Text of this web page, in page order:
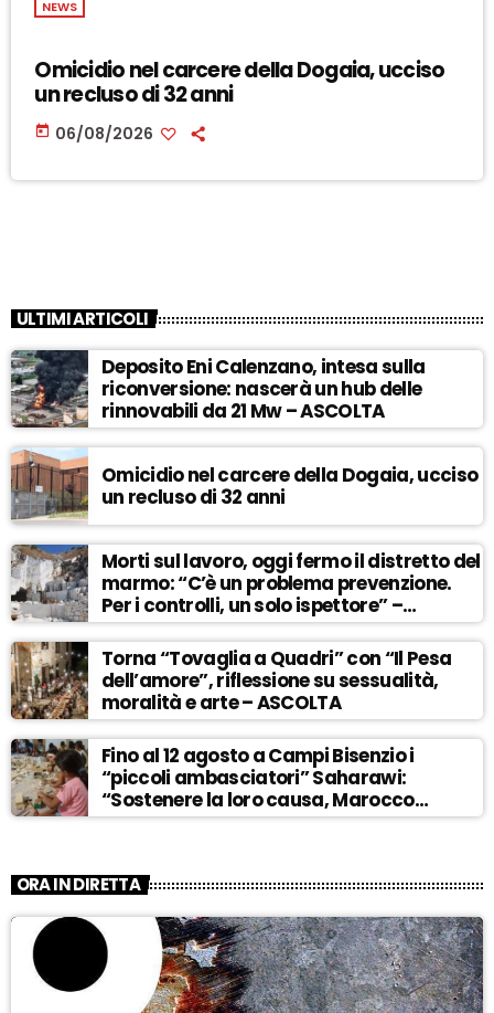
NEWS
Omicidio nel carcere della Dogaia, ucciso
un recluso di 32 anni
today 06/08/2026
ULTIMI ARTICOLI
Deposito Eni Calenzano, intesa sulla
riconversione: nascerà un hub delle
rinnovabili da 21 Mw – ASCOLTA
Omicidio nel carcere della Dogaia, ucciso
un recluso di 32 anni
Morti sul lavoro, oggi fermo il distretto del
marmo: “C’è un problema prevenzione.
Per i controlli, un solo ispettore” –
ASCOLTA
Torna “Tovaglia a Quadri” con “Il Pesa
dell’amore”, riflessione su sessualità,
moralità e arte – ASCOLTA
Fino al 12 agosto a Campi Bisenzio i
“piccoli ambasciatori” Saharawi:
“Sostenere la loro causa, Marocco
sempre più invadente” – ASCOLTA
ORA IN DIRETTA